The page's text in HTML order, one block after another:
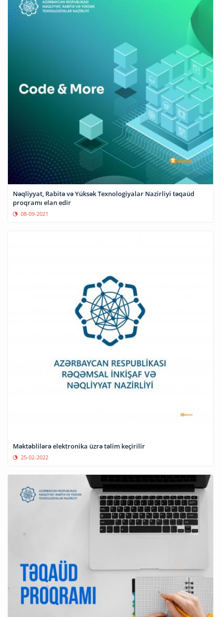
Nəqliyyat, Rabitə və Yüksək Texnologiyalar Nazirliyi təqaüd
proqramı elan edir
08-09-2021
Məktəblilərə elektronika üzrə təlim keçirilir
25-02-2022